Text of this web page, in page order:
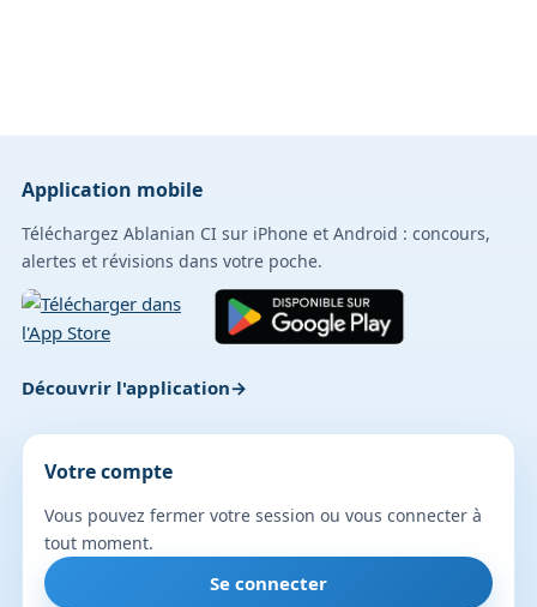
Application mobile
Téléchargez Ablanian CI sur iPhone et Android : concours,
alertes et révisions dans votre poche.
Découvrir l'application
Votre compte
Vous pouvez fermer votre session ou vous connecter à
tout moment.
Se connecter